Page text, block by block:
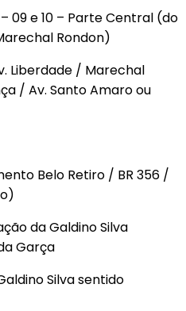
09 e 10 – Parte Central (do
Rondon)
Liberdade / Marechal
/ Av. Santo Amaro ou
Belo Retiro / BR 356 /
da Galdino Silva
Garça
Silva sentido